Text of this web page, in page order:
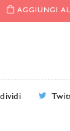
AGGIUNGI